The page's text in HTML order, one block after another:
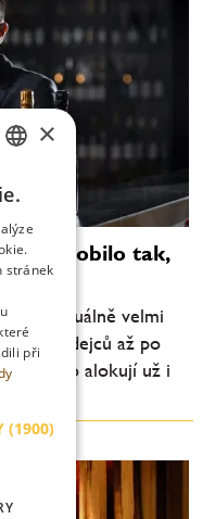
to působilo tak,
je aktuálně velmi
– od prodejců až po
často alokují už i
ENGLISH
×
stránek
při
(1900)